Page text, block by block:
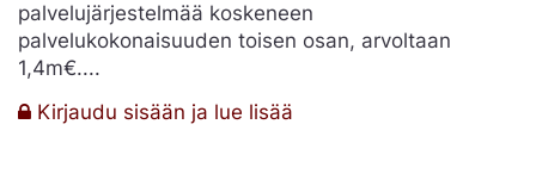
palvelujärjestelmää koskeneen
palvelukokonaisuuden toisen osan, arvoltaan
1,4m€....
Kirjaudu sisään ja lue lisää